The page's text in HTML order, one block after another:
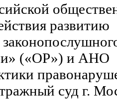
развитию
(«ОР») и АНО
суд г.